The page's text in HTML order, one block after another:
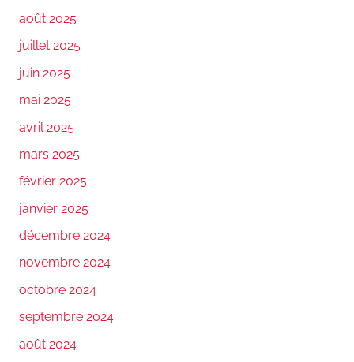
août 2025
juillet 2025
juin 2025
mai 2025
avril 2025
mars 2025
février 2025
janvier 2025
décembre 2024
novembre 2024
octobre 2024
septembre 2024
août 2024